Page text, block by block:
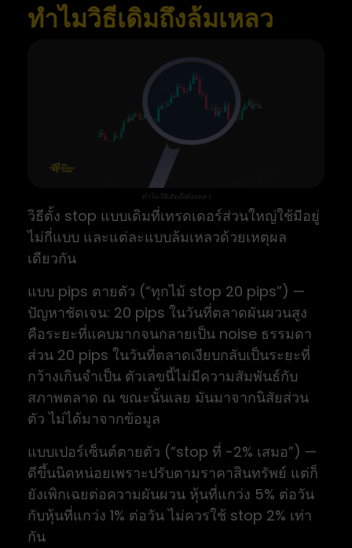
ทำไมวิธีเดิมถึงล้มเหลว
ทำไมวิธีเดิมถึงล้มเหลว
วิธีตั้ง stop แบบเดิมที่เทรดเดอร์ส่วนใหญ่ใช้มีอยู่
ไม่กี่แบบ และแต่ละแบบล้มเหลวด้วยเหตุผล
เดียวกัน
แบบ pips ตายตัว (“ทุกไม้ stop 20 pips”) —
ปัญหาชัดเจน: 20 pips ในวันที่ตลาดผันผวนสูง
คือระยะที่แคบมากจนกลายเป็น noise ธรรมดา
ส่วน 20 pips ในวันที่ตลาดเงียบกลับเป็นระยะที่
กว้างเกินจำเป็น ตัวเลขนี้ไม่มีความสัมพันธ์กับ
สภาพตลาด ณ ขณะนั้นเลย มันมาจากนิสัยส่วน
ตัว ไม่ได้มาจากข้อมูล
แบบเปอร์เซ็นต์ตายตัว (“stop ที่ -2% เสมอ”) —
ดีขึ้นนิดหน่อยเพราะปรับตามราคาสินทรัพย์ แต่ก็
ยังเพิกเฉยต่อความผันผวน หุ้นที่แกว่ง 5% ต่อวัน
กับหุ้นที่แกว่ง 1% ต่อวัน ไม่ควรใช้ stop 2% เท่า
กัน